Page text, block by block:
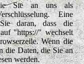
die Sie an uns als
Eine
Sie daran, dass die
"https://" wechselt
Wenn die
die Daten, die Sie an
werden.